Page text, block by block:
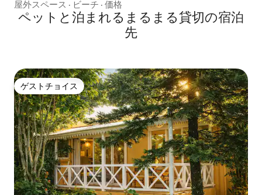
屋外スペース · ビーチ · 価格
ペットと泊まれるまるまる貸切の宿泊
先
ゲストチョイス
ゲストチョイス